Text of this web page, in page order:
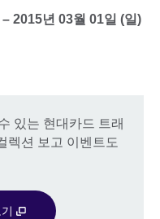
–2015년 03월 01일 (일)
있는 현대카드 트래
렉션 보고 이벤트도
기